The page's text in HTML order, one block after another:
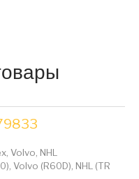
Volvo, NHL
Volvo (R60D), NHL (TR